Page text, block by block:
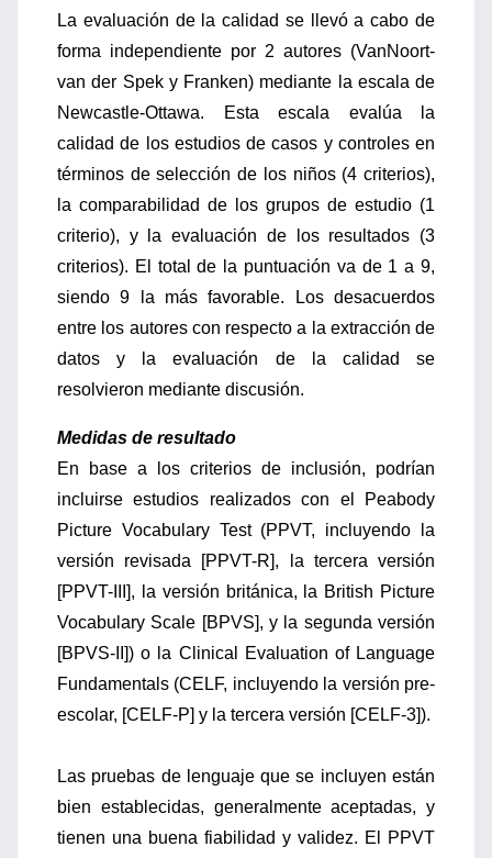
La evaluación de la calidad se llevó a cabo de
forma independiente por 2 autores (VanNoort-
van der Spek y Franken) mediante la escala de
Newcastle-Ottawa. Esta escala evalúa la
calidad de los estudios de casos y controles en
términos de selección de los niños (4 criterios),
la comparabilidad de los grupos de estudio (1
criterio), y la evaluación de los resultados (3
criterios). El total de la puntuación va de 1 a 9,
siendo 9 la más favorable. Los desacuerdos
entre los autores con respecto a la extracción de
datos y la evaluación de la calidad se
resolvieron mediante discusión.
Medidas de resultado
En base a los criterios de inclusión, podrían
incluirse estudios realizados con el Peabody
Picture Vocabulary Test (PPVT, incluyendo la
versión revisada [PPVT-R], la tercera versión
[PPVT-III], la versión británica, la British Picture
Vocabulary Scale [BPVS], y la segunda versión
[BPVS-II]) o la Clinical Evaluation of Language
Fundamentals (CELF, incluyendo la versión pre-
escolar, [CELF-P] y la tercera versión [CELF-3]).
Las pruebas de lenguaje que se incluyen están
bien establecidas, generalmente aceptadas, y
tienen una buena fiabilidad y validez. El PPVT